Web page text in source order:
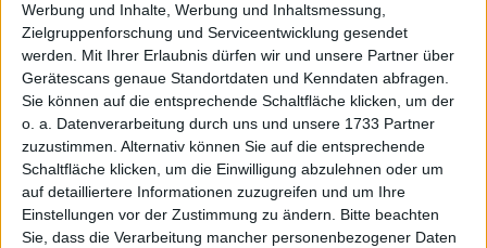
Werbung und Inhalte, Werbung und Inhaltsmessung,
Zielgruppenforschung und Serviceentwicklung gesendet
werden. Mit Ihrer Erlaubnis dürfen wir und unsere Partner über
Gerätescans genaue Standortdaten und Kenndaten abfragen.
Sie können auf die entsprechende Schaltfläche klicken, um der
o. a. Datenverarbeitung durch uns und unsere 1733 Partner
zuzustimmen. Alternativ können Sie auf die entsprechende
Schaltfläche klicken, um die Einwilligung abzulehnen oder um
auf detailliertere Informationen zuzugreifen und um Ihre
Einstellungen vor der Zustimmung zu ändern. Bitte beachten
Sie, dass die Verarbeitung mancher personenbezogener Daten
CHART-CHECK: MARKET MOVERS
4 Euro haben gehalten Höhere Prognose wirkt